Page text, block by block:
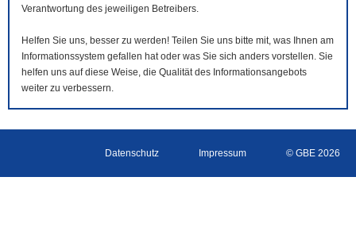
Verantwortung des jeweiligen Betreibers.
Helfen Sie uns, besser zu werden! Teilen Sie uns bitte mit, was Ihnen am
Informationssystem gefallen hat oder was Sie sich anders vorstellen. Sie
helfen uns auf diese Weise, die Qualität des Informationsangebots
weiter zu verbessern.
Datenschutz Impressum © GBE 2026